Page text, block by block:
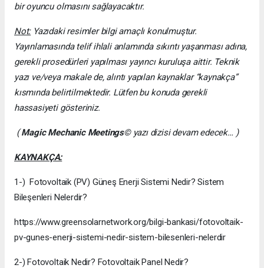
bir oyuncu olmasını sağlayacaktır.
Not:Yazıdaki resimler bilgi amaçlı konulmuştur.
Yayınlamasında telif ihlali anlamında sıkıntı yaşanması adına,
gerekli prosedürleri yapılması yayıncı kuruluşa aittir. Teknik
yazı ve/veya makale de, alıntı yapılan kaynaklar “kaynakça”
kısmında belirtilmektedir. Lütfen bu konuda gerekli
hassasiyeti gösteriniz.
(Magic Mechanic Meetings© yazı dizisi devam edecek… )
KAYNAKÇA:
1-) Fotovoltaik (PV) Güneş Enerji Sistemi Nedir? Sistem
Bileşenleri Nelerdir?
https://www.greensolarnetwork.org/bilgi-bankasi/fotovoltaik-
pv-gunes-enerji-sistemi-nedir-sistem-bilesenleri-nelerdir
2-) Fotovoltaik Nedir? Fotovoltaik Panel Nedir?